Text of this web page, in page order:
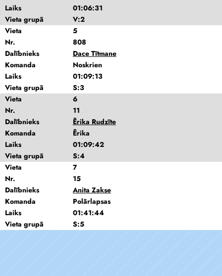
Laiks
01:06:31
Vieta grupā
V:2
Vieta
5
Nr.
808
Dalībnieks
Dace Tītmane
Komanda
Noskrien
Laiks
01:09:13
Vieta grupā
S:3
Vieta
6
Nr.
11
Dalībnieks
Ērika Rudzīte
Komanda
Ērika
Laiks
01:09:42
Vieta grupā
S:4
Vieta
7
Nr.
15
Dalībnieks
Anita Zakse
Komanda
Polārlapsas
Laiks
01:41:44
Vieta grupā
S:5